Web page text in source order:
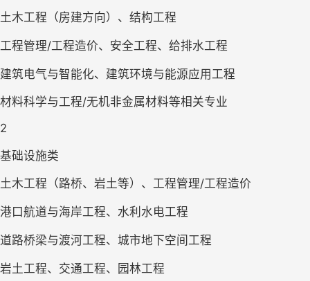
土木工程（房建方向）、结构工程
工程管理/工程造价、安全工程、给排水工程
建筑电气与智能化、建筑环境与能源应用工程
材料科学与工程/无机非金属材料等相关专业
2
基础设施类
土木工程（路桥、岩土等）、工程管理/工程造价
港口航道与海岸工程、水利水电工程
道路桥梁与渡河工程、城市地下空间工程
岩土工程、交通工程、园林工程